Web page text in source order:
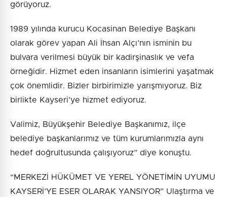
görüyoruz.
1989 yılında kurucu Kocasinan Belediye Başkanı
olarak görev yapan Ali İhsan Alçı’nın isminin bu
bulvara verilmesi büyük bir kadirşinaslık ve vefa
örneğidir. Hizmet eden insanların isimlerini yaşatmak
çok önemlidir. Bizler birbirimizle yarışmıyoruz. Biz
birlikte Kayseri’ye hizmet ediyoruz.
Valimiz, Büyükşehir Belediye Başkanımız, ilçe
belediye başkanlarımız ve tüm kurumlarımızla aynı
hedef doğrultusunda çalışıyoruz” diye konuştu.
“MERKEZİ HÜKÜMET VE YEREL YÖNETİMİN UYUMU
KAYSERİ’YE ESER OLARAK YANSIYOR” Ulaştırma ve